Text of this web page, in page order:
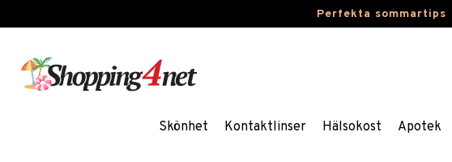
Perfekta sommartips
Skönhet Kontaktlinser Hälsokost Apotek